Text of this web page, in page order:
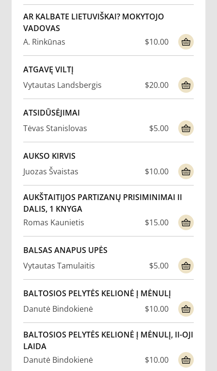
AR KALBATE LIETUVIŠKAI? MOKYTOJO
VADOVAS
A. Rinkūnas
$10.00
ATGAVĘ VILTĮ
Vytautas Landsbergis
$20.00
ATSIDŪSĖJIMAI
Tėvas Stanislovas
$5.00
AUKSO KIRVIS
Juozas Švaistas
$10.00
AUKŠTAITIJOS PARTIZANŲ PRISIMINIMAI II
DALIS, 1 KNYGA
Romas Kaunietis
$15.00
BALSAS ANAPUS UPĖS
Vytautas Tamulaitis
$5.00
BALTOSIOS PELYTĖS KELIONĖ Į MĖNULĮ
Danutė Bindokienė
$10.00
BALTOSIOS PELYTĖS KELIONĖ Į MĖNULĮ, II-OJI
LAIDA
Danutė Bindokienė
$10.00